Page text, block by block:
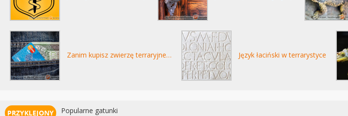
Zanim kupisz zwierzę terraryjne… Język łaciński w terrarystyce
Popularne gatunki